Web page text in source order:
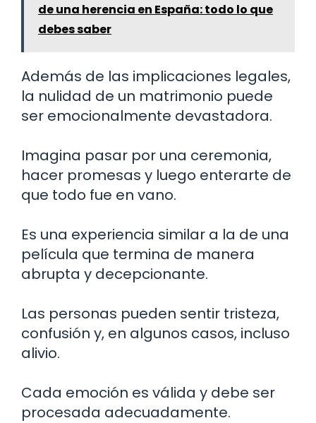
de una herencia en España: todo lo que
debes saber
Además de las implicaciones legales,
la nulidad de un matrimonio puede
ser emocionalmente devastadora.
Imagina pasar por una ceremonia,
hacer promesas y luego enterarte de
que todo fue en vano.
Es una experiencia similar a la de una
película que termina de manera
abrupta y decepcionante.
Las personas pueden sentir tristeza,
confusión y, en algunos casos, incluso
alivio.
Cada emoción es válida y debe ser
procesada adecuadamente.